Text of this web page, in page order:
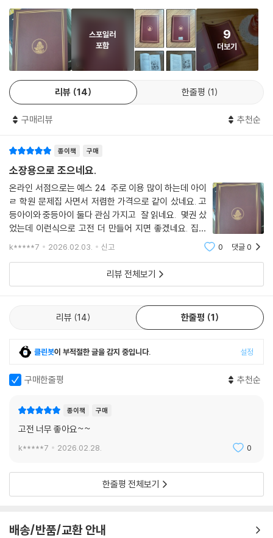
먹어보지 않았다고 해보시지!”
--- p.77
앨리스는 이렇게 무례한 언사를 참아낼 수 없었다. 그래서 자리에서 일어
나 혐오스러워하며 걸음을 옮겼다. 겨울잠 쥐는 곧바로 잠이 들었고 나머
지 둘은 앨리스의 행동을 개의치 않았다. 그녀는 걸어가면서 혹시나 자신
을 다시 불러줄까 살짝 기대하며 한두 번 뒤를 돌아보았다. 마지막으로 돌
아보았을 때 둘은 겨울잠쥐를 티포트에 쑤셔 넣으려 하고 있었다.
“내 평생 그렇게 이상한 티타임은 처음이야!”
“당신은 그냥 종이 카드에 불과해요!”
그러자 모든 카드가 공중으로 솟구쳐 그녀를 향해 쏟아졌다. 앨리스는 무
섭기도 하고 짜증이 나기도 해 살짝 비명을 지르며 카드를 쳐냈다. 그러다
자신이 언니의 무릎을 베고 누워 있고 언니가 그녀의 얼굴로 떨어지는 낙
엽을 조심스럽게 치워주고 있다는 사실을 알게 되었다.
“그만 일어나 앨리스! 무슨 낮잠을 그리 오래 자니!”
“아, 난 방금 아주 신기한 꿈을 꿨어!”
앨리스는 이상한 나라의 절망적인 상황에 오래 머무르지 않고 계속하여 여
명령을 하는데 여러 경우에 그녀는 동물들의 명령에 따라 새로운 역할을
니고, 이러한 권력 관계의 변화는 앨리스에게 새로운 정체성을 갖게 한다.
“그리고 그렇게 갑자기 나타났다 사라지는 것 좀 그만둬. 정신 사나우니
까.”
“알았어.”
이번에는 아주 천천히 꼬리부터 사라지면서 마지막을 미소로 장식했고 미
소는 고양이가 완전히 사라진 뒤에도 잠시 남아 있었다. ‘세상에! 웃지 않는
고양이는 자주 봤지만 웃음만 남기고 사라진 고양이라니! 평생 이런 광경
은 처음 봐!’ - 본문 중에서
마음을 움직이는 위대한 고전만을 엄선한
마음에 감동을 전하는 위대한 고전들은 시간이 흘러도 변치 않는 가치를
지닌다. 코너스톤은 ‘오리지널 초판본 표지 디자인’ 시리즈를 통해 《이상한
나라의 앨리스》의 고전의 가치를 되살려 새로운 감동을 전하려 한다. 고풍
스러운 붉은색과 금색의 색 조합은 물론, 앞표지의 앨리스와 뒤표지의 체
셔 고양이 엠블럼으로 1865년 초판본 표지를 재현해 냈다. 독자들이 작품
에 집중할 수 있도록 깔끔하게 편집했으며, 작은 판형으로 어디서나 쉽게
본문 또한 초판본의 감동을 그대로 느낄 수 있다. 삽화가 존 테니얼의 초판
충실히 반영하고자 했다. 특히 아동문학 전문가인 양윤정 교수의 꼼꼼한
해설을 실어 루이스 캐럴의 작품 세계를 풍부하고 명확하게 이해할 수 있
도록 도왔다. 고전을 넘어서 현대까지 많은 사랑받는 작품인 만큼, 《이상한
나라의 앨리스》의 ‘오리지널 초판본 표지 디자인’ 시리즈는 과거와 현재를
잇는 가교로 독자들에게 더욱 특별한 선물이 될 것이라 기대해 본다.
스포일러
포함
9
더보기
리뷰 14 한줄평 1
구매리뷰 추천순
종이책 구매
소장용으로 조으네요.
온라인 서점으로는 예스 24 주로 이용 많이 하는데 아이
ㄹ 학원 문제집 사면서 저렴한 가격으로 같이 샀네요. 고
등아이와 중등아이 둘다 관심 가지고 잘 읽네요. 몇권 샀
었는데 이런식으로 고전 더 만들어 지면 좋겠네요. 집에
소장용으로 너무 좋아요. 쵝고예요
k*****7 2026.02.03. 신고 0 댓글0
리뷰 전체보기
리뷰 14 한줄평 1
클린봇이 부적절한 글을 감지 중입니다. 설정
구매한줄평 추천순
종이책 구매
고전 너무 좋아요~~
k*****7 2026.02.28. 0
한줄평 전체보기
배송/반품/교환 안내